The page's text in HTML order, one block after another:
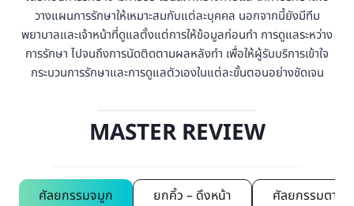
วางแผนการรักษาให้เหมาะสมกับแต่ละบุคคล นอกจากนี้ยังมีทีม
พยาบาลและเจ้าหน้าที่ดูแลตั้งแต่การให้ข้อมูลก่อนทำ การดูแลระหว่าง
การรักษา ไปจนถึงการนัดติดตามผลหลังทำ เพื่อให้ผู้รับบริการเข้าใจ
กระบวนการรักษาและการดูแลตัวเองในแต่ละขั้นตอนอย่างชัดเจน
MASTER REVIEW
ศัลยกรรมจมูก ยกคิ้ว – ดึงหน้า ศัลยกรรมตา